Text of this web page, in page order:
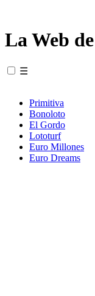
La Web
☰
Primitiva
Bonoloto
El Gordo
Lototurf
Euro Millones
Euro Dreams